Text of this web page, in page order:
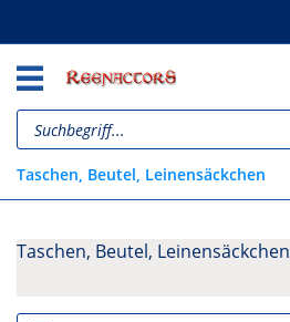
Taschen, Beutel, Leinensäckchen
Taschen, Beutel, Leinensäckchen